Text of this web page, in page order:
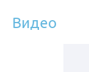
Видео